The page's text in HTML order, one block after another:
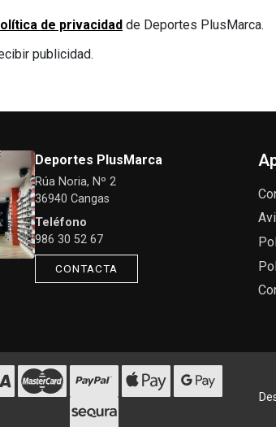
de privacidad de Deportes PlusMarca.
publicidad.
Deportes PlusMarca
Rúa Noria, Nº 2
36940 Cangas
Teléfono
986 30 52 67
CONTACTA